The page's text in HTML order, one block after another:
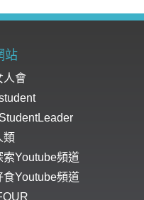
站
人會
類
索Youtube頻道
食Youtube頻道